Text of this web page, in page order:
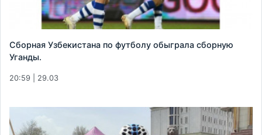
Сборная Узбекистана по футболу обыграла сборную
Уганды.
20:59 | 29.03